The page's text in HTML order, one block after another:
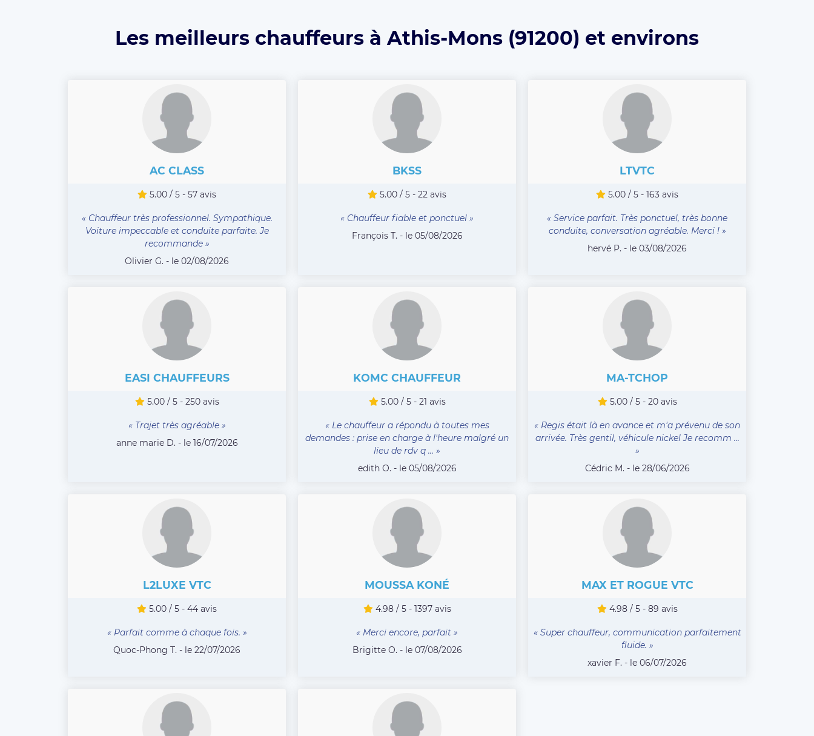
Les meilleurs chauffeurs à Athis-Mons (91200) et environs
AC CLASS
5.00 / 5 - 57 avis
« Chauffeur très professionnel. Sympathique.
Voiture impeccable et conduite parfaite. Je
recommande »
Olivier G. - le 02/08/2026
BKSS
5.00 / 5 - 22 avis
« Chauffeur fiable et ponctuel »
François T. - le 05/08/2026
LTVTC
5.00 / 5 - 163 avis
« Service parfait. Très ponctuel, très bonne
conduite, conversation agréable. Merci ! »
hervé P. - le 03/08/2026
EASI CHAUFFEURS
5.00 / 5 - 250 avis
« Trajet très agréable »
anne marie D. - le 16/07/2026
KOMC CHAUFFEUR
5.00 / 5 - 21 avis
« Le chauffeur a répondu à toutes mes
demandes : prise en charge à l'heure malgré un
lieu de rdv q ... »
edith O. - le 05/08/2026
MA-TCHOP
5.00 / 5 - 20 avis
« Regis était là en avance et m'a prévenu de son
arrivée. Très gentil, véhicule nickel Je recomm ...
»
Cédric M. - le 28/06/2026
L2LUXE VTC
5.00 / 5 - 44 avis
« Parfait comme à chaque fois. »
Quoc-Phong T. - le 22/07/2026
MOUSSA KONÉ
4.98 / 5 - 1397 avis
« Merci encore, parfait »
Brigitte O. - le 07/08/2026
MAX ET ROGUE VTC
4.98 / 5 - 89 avis
« Super chauffeur, communication parfaitement
fluide. »
xavier F. - le 06/07/2026